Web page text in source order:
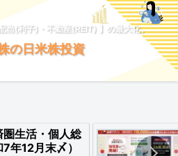
当(利子)・不動産(REIT) 】の最大化。
の日米株投資
圏生活・個人総
年12月末〆）